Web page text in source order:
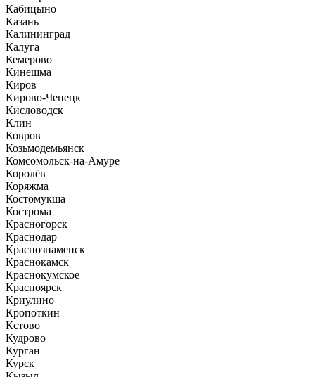
Кабицыно
Казань
Калининград
Калуга
Кемерово
Кинешма
Киров
Кирово-Чепецк
Кисловодск
Клин
Ковров
Козьмодемьянск
Комсомольск-на-Амуре
Королёв
Коряжма
Костомукша
Кострома
Красногорск
Краснодар
Краснознаменск
Краснокамск
Краснокумское
Красноярск
Криулино
Кропоткин
Кстово
Кудрово
Курган
Курск